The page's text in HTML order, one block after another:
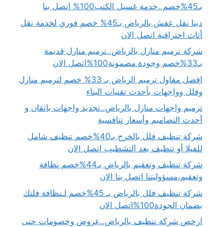
بـ45%خصم..خدمة غسيل الكنب100% اتصل بنا
دينا نقل عفش بالرياض بـ45% خصم فوري لخدمة نقل
أثاث احترافية اتصل الان
شركة ترميم منازل بالرياض..ترميم منازل قديمة
بـ33%خصم وجودة مضمونة100%اتصل الان
افضل مقاول ترميم الرياض بـ 33% خصم لترميم منازل
وفلل وواجهات بأحدث تقنيات البناء
ترميم واجهات منازل بالرياض..تجديد واجهات باتقان و
أحدث التصاميم وأسعار تنافسية
شركة تنظيف فلل بالخرج بـ40%خصم تنظيف شامل
للفيلا أو تنظيف بعد التشطيب اتصل الان
شركة تنظيف وتعقيم بالرياض بـ44%خصم نظافة
وتعقيم،مسؤوليتنا اتصل بنا الان
شركة تنظيف فلل بالرياض بـ 45%خصم لـنظافة فلتك
بضمان الجودة100%اتصل الان
ارخص شركة تنظيف بالرياض..عروض وخصومات حتى